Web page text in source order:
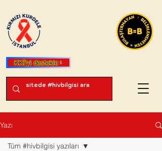
KKİ'yi destekle
Yazı
Tüm #hivbilgisi yazıları